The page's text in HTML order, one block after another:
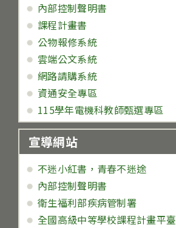
內部控制聲明書
課程計畫書
公物報修系統
雲端公文系統
網路請購系統
資通安全專區
115學年電機科教師甄選專區
宣導網站
不迷小紅書，青春不迷途
內部控制聲明書
衛生福利部疾病管制署
全國高級中等學校課程計畫平臺